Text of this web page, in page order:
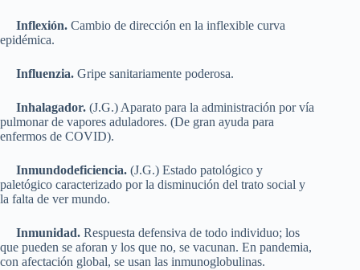
Inflexión. Cambio de dirección en la inflexible curva
epidémica.
Influenzia. Gripe sanitariamente poderosa.
Inhalagador. (J.G.) Aparato para la administración por vía
pulmonar de vapores aduladores. (De gran ayuda para
enfermos de COVID).
Inmundodeficiencia. (J.G.) Estado patológico y
paletógico caracterizado por la disminución del trato social y
la falta de ver mundo.
Inmunidad. Respuesta defensiva de todo individuo; los
que pueden se aforan y los que no, se vacunan. En pandemia,
con afectación global, se usan las inmunoglobulinas.